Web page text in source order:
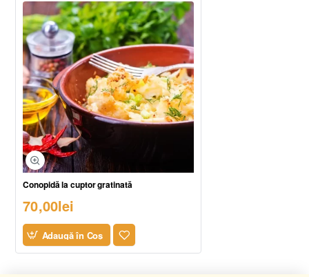
Conopidă la cuptor gratinată
70,00lei
Adaugă în Coş